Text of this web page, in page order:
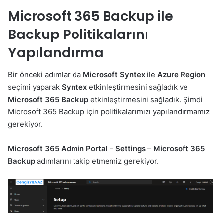
Microsoft 365 Backup ile
Backup Politikalarını
Yapılandırma
Bir önceki adımlar da Microsoft Syntex ile Azure Region
seçimi yaparak Syntex etkinleştirmesini sağladık ve
Microsoft 365 Backup etkinleştirmesini sağladık. Şimdi
Microsoft 365 Backup için politikalarımızı yapılandırmamız
gerekiyor.
Microsoft 365 Admin Portal – Settings – Microsoft 365
Backup adımlarını takip etmemiz gerekiyor.